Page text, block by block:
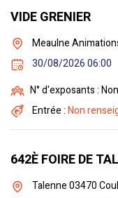
VIDE GRENIER
Meaulne
30/08/2026 06:00
N° d'exposants :
Entrée :Non
642È FOIRE DE
Talenne 03470